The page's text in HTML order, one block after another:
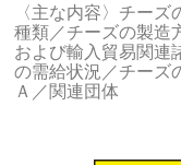
〈主な内容〉チー
種類／チーズの製造
および輸入貿易関連
の需給状況／チーズ
Ａ／関連団体